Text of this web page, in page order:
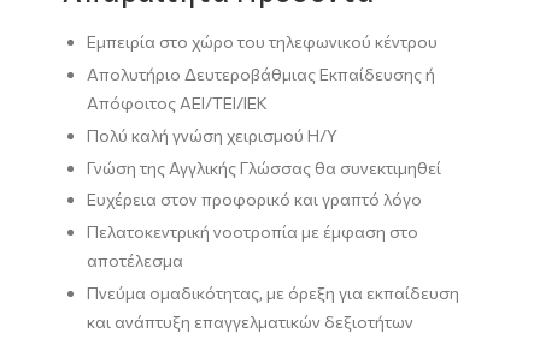
Εμπειρία στο χώρο του τηλεφωνικού κέντρου
Απολυτήριο Δευτεροβάθμιας Εκπαίδευσης ή
Απόφοιτος ΑΕΙ/ΤΕΙ/ΙΕΚ
Πολύ καλή γνώση χειρισμού Η/Υ
Γνώση της Αγγλικής Γλώσσας θα συνεκτιμηθεί
Ευχέρεια στον προφορικό και γραπτό λόγο
Πελατοκεντρική νοοτροπία με έμφαση στο
αποτέλεσμα
Πνεύμα ομαδικότητας, με όρεξη για εκπαίδευση
και ανάπτυξη επαγγελματικών δεξιοτήτων